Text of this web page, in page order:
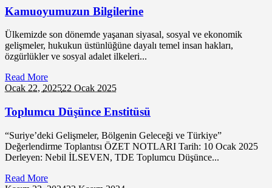
Kamuoyumuzun Bilgilerine
Ülkemizde son dönemde yaşanan siyasal, sosyal ve ekonomik
gelişmeler, hukukun üstünlüğüne dayalı temel insan hakları,
özgürlükler ve sosyal adalet ilkeleri...
Read More
Ocak 22, 202522 Ocak 2025
Toplumcu Düşünce Enstitüsü
“Suriye’deki Gelişmeler, Bölgenin Geleceği ve Türkiye”
Değerlendirme Toplantısı ÖZET NOTLARI Tarih: 10 Ocak 2025
Derleyen: Nebil İLSEVEN, TDE Toplumcu Düşünce...
Read More